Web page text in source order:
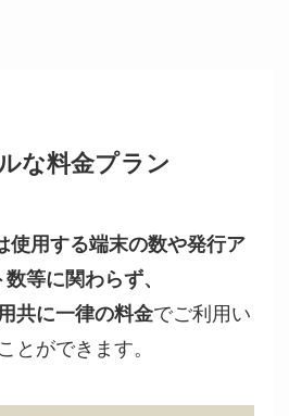
な料金プラン
使用する端末の数や発行ア
等に関わらず、
共に一律の料金でご利用い
とができます。